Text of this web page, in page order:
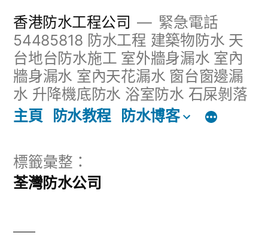
香港防水工程公司
緊急電話
54485818 防水工程 建築物防水 天
台地台防水施工 室外牆身漏水 室內
牆身漏水 室內天花漏水 窗台窗邊漏
水 升降機底防水 浴室防水 石屎剝落
主頁
防水教程 防水博客
標籤彙整：
荃灣防水公司